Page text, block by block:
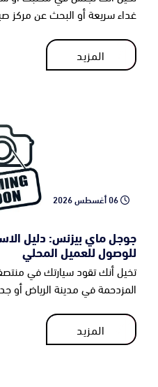
غداء سريعة أو البحث عن مركز
المزيد
المزيد
06 أغسطس 2026
جوجل ماي بيزنس: دليل
للوصول للعميل المحلي
تخيل أنك تقود سيارتك في
المزدحمة في مدينة الرياض أو
المزيد
المزيد